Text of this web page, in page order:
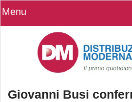
Menu
Giovanni Busi